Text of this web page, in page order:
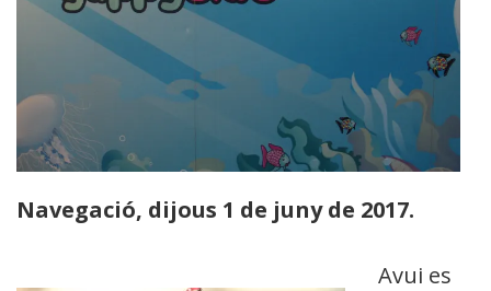
Navegació, dijous 1 de juny de 2017.
Avui es